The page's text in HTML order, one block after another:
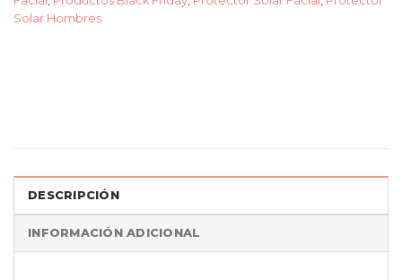
Solar Hombres
DESCRIPCIÓN
INFORMACIÓN ADICIONAL